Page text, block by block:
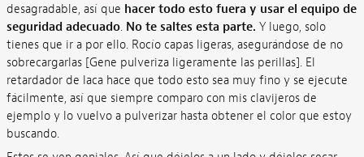
desagradable, así que hacer todo esto fuera y usar el equipo de
seguridad adecuado. No te saltes esta parte. Y luego, solo
tienes que ir a por ello. Rocío capas ligeras, asegurándose de no
sobrecargarlas [Gene pulveriza ligeramente las perillas]. El
retardador de laca hace que todo esto sea muy fino y se ejecute
fácilmente, así que siempre comparo con mis clavijeros de
ejemplo y lo vuelvo a pulverizar hasta obtener el color que estoy
buscando.